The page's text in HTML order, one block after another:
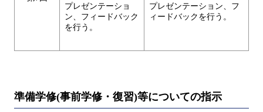
プレゼンテーショ
ン、フィードバック
を行う。
プレゼンテーション、フ
ィードバックを行う。
準備学修(事前学修・復習)等についての指示